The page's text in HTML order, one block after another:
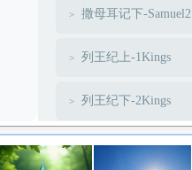
撒母耳记下-Samuel2
列王纪上-1Kings
列王纪下-2Kings
历代志上-1Chronicles